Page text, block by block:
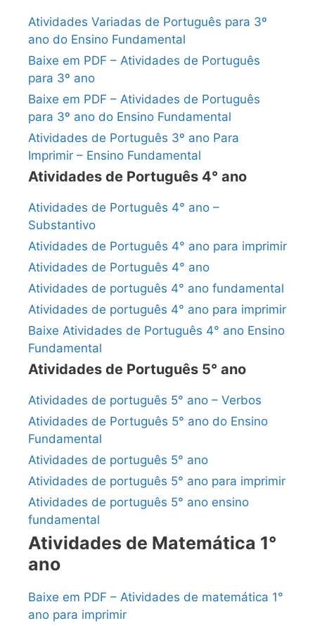
Atividades Variadas de Português para 3º
ano do Ensino Fundamental
Baixe em PDF – Atividades de Português
para 3º ano
Baixe em PDF – Atividades de Português
para 3º ano do Ensino Fundamental
Atividades de Português 3º ano Para
Imprimir – Ensino Fundamental
Atividades de Português 4° ano
Atividades de Português 4° ano –
Substantivo
Atividades de Português 4° ano para imprimir
Atividades de Português 4° ano
Atividades de português 4° ano fundamental
Atividades de português 4° ano para imprimir
Baixe Atividades de Português 4° ano Ensino
Fundamental
Atividades de Português 5° ano
Atividades de português 5° ano – Verbos
Atividades de Português 5° ano do Ensino
Fundamental
Atividades de português 5° ano
Atividades de português 5° ano para imprimir
Atividades de português 5° ano ensino
fundamental
Atividades de Matemática 1°
ano
Baixe em PDF – Atividades de matemática 1°
ano para imprimir